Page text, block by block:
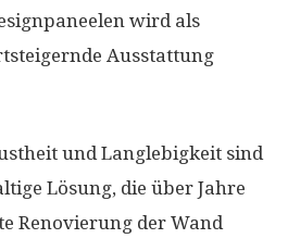
wird als
Ausstattung
und Langlebigkeit sind
Lösung, die über Jahre
Renovierung der Wand